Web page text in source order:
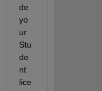
de
yo
ur
Stu
de
nt
lice